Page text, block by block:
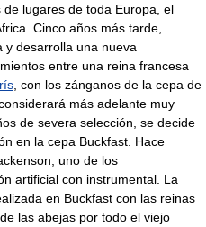
lugares de toda Europa, el
Cinco años más tarde,
y desarrolla una nueva
entre una reina francesa
, con los zánganos de la cepa de
más adelante muy
de severa selección, se decide
en la cepa Buckfast. Hace
uno de los
artificial con instrumental. La
en Buckfast con las reinas
las abejas por todo el viejo